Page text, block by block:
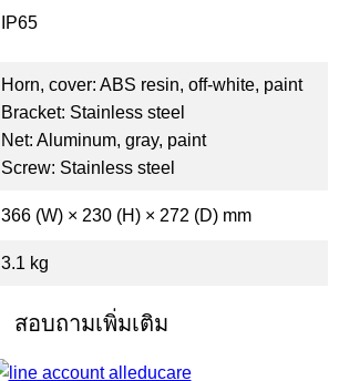
IP65
Horn, cover: ABS resin, off-white, paint
Bracket: Stainless steel
Net: Aluminum, gray, paint
Screw: Stainless steel
366 (W) × 230 (H) × 272 (D) mm
3.1 kg
สอบถามเพิ่มเติม